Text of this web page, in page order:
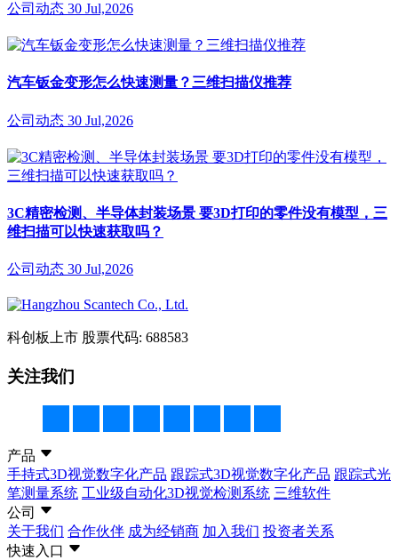
公司动态 30 Jul,2026
汽车钣金变形怎么快速测量？三维扫描仪推荐
公司动态 30 Jul,2026
3C精密检测、半导体封装场景 要3D打印的零件没有模型，三
维扫描可以快速获取吗？
公司动态 30 Jul,2026
科创板上市 股票代码: 688583
关注我们
产品
手持式3D视觉数字化产品 跟踪式3D视觉数字化产品 跟踪式光
笔测量系统 工业级自动化3D视觉检测系统 三维软件
公司
关于我们 合作伙伴 成为经销商 加入我们 投资者关系
快速入口